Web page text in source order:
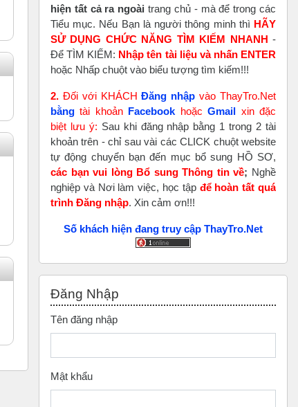
hiện tất cả ra ngoài trang chủ - mà để trong các
Tiểu mục. Nếu Bạn là người thông minh thì HÃY
SỬ DỤNG CHỨC NĂNG TÌM KIẾM NHANH -
Để TÌM KIẾM: Nhập tên tài liệu và nhấn ENTER
hoặc Nhấp chuột vào biểu tượng tìm kiếm!!!
2. Đối với KHÁCHĐăng nhập vào ThayTro.Net
bằng tài khoản Facebook hoặcGmail xin đặc
biệt lưu ý: Sau khi đăng nhập bằng 1 trong 2 tài
khoản trên - chỉ sau vài các CLICK chuột website
tự động chuyển bạn đến mục bổ sung HỒ SƠ,
các bạn vui lòng Bổ sung Thông tin về; Nghề
nghiệp và Nơi làm việc, học tập để hoàn tấtquá
trình Đăng nhập. Xin cảm ơn!!!
Số khách hiện đang truy cập ThayTro.Net
Đăng Nhập
Tên đăng nhập
Mật khẩu